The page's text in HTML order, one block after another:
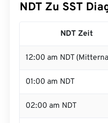
NDT Zu SST
NDT Zeit
12:00 am NDT
01:00 am NDT
02:00 am NDT